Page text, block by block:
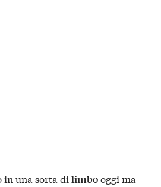
in una sorta dilimbooggi ma